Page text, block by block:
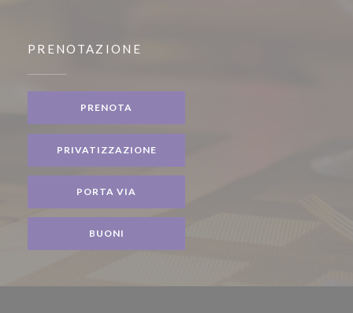
PRENOTAZIONE
PRENOTA
PRIVATIZZAZIONE
PORTA VIA
BUONI